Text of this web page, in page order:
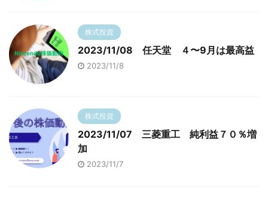
株式投資
2023/11/08 任天堂 ４〜9月は最高益
2023/11/8
株式投資
2023/11/07 三菱重工 純利益７０％増
加
2023/11/7